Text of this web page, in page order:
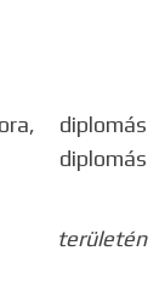
diplomás
diplomás
területén